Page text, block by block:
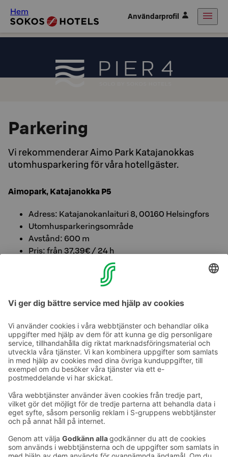
Hem Användarprofil
Parkering
Vi rekommenderar Aimo Park Katajanokkas
utomhusparkering för våra hotellgäster.
Aimopark, Katajanokka P5
Adress: Katajanokanlaituri 8, 00160 Helsingfors
Utomhusparkeringsområde
Avstånd: 600 m
Pris: från 37,39€ / 24 h
Betalningsmetoder: Taskuparkki-app
Parkeringsområdet har 7 laddningsplatser för
Läs mer >>
Ta kontakt
Kontaktuppgifter till kundservice›
Feedback
Ge feedback
Sokos Hotels nyhetsbrev
Prenumerera på vårt
nyhetsbrev